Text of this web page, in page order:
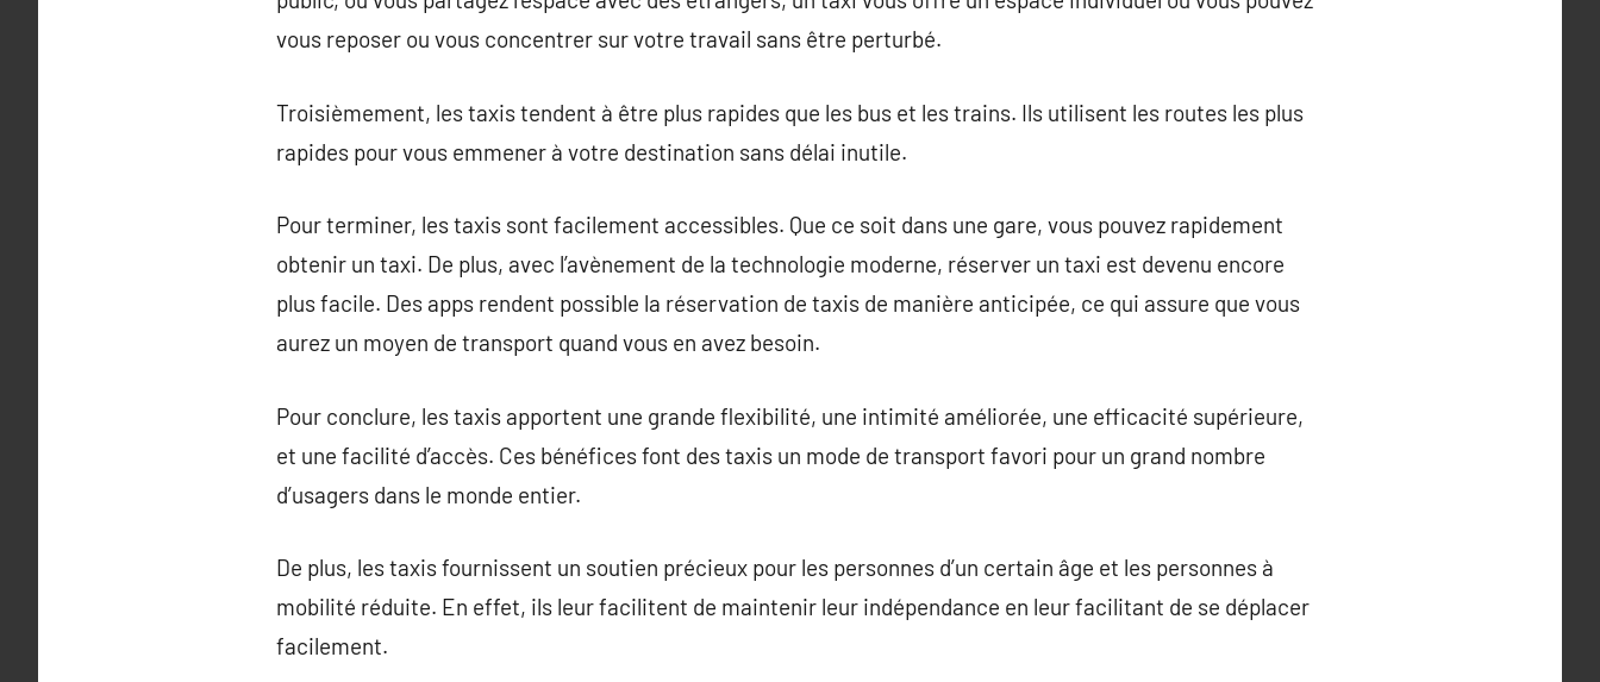
vous reposer ou vous concentrer sur votre travail sans être perturbé.
Troisièmement, les taxis tendent à être plus rapides que les bus et les trains. Ils utilisent les routes les plus
rapides pour vous emmener à votre destination sans délai inutile.
Pour terminer, les taxis sont facilement accessibles. Que ce soit dans une gare, vous pouvez rapidement
obtenir un taxi. De plus, avec l’avènement de la technologie moderne, réserver un taxi est devenu encore
plus facile. Des apps rendent possible la réservation de taxis de manière anticipée, ce qui assure que vous
aurez un moyen de transport quand vous en avez besoin.
Pour conclure, les taxis apportent une grande flexibilité, une intimité améliorée, une efficacité supérieure,
et une facilité d’accès. Ces bénéfices font des taxis un mode de transport favori pour un grand nombre
d’usagers dans le monde entier.
De plus, les taxis fournissent un soutien précieux pour les personnes d’un certain âge et les personnes à
mobilité réduite. En effet, ils leur facilitent de maintenir leur indépendance en leur facilitant de se déplacer
facilement.